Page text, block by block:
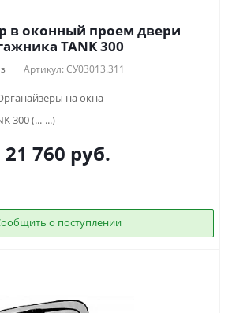
в оконный проем двери
TANK 300
Артикул: СУ03013.311
на окна
300 (...-...)
21 760 руб.
о поступлении